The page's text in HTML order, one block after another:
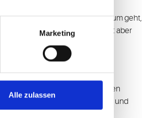
Marketing
Alle zulassen
Da es dabei auch darum geht,
Einsatz. Ein Antibiotikum ist aber
mikrobiologische Analyse des
Markerkeime, also die wichtigsten
Erfolg verspricht und